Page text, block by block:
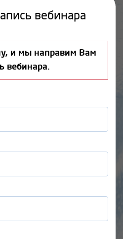
вебинара
и мы направим Вам
вебинара.